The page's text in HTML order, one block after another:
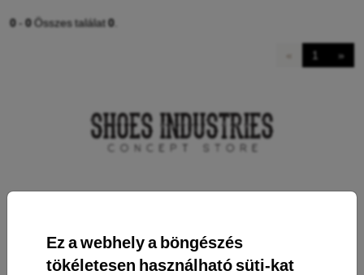
Ez a webhely a böngészés
tökéletesen használható süti-kat
0 -0Összes találat0
1 »
Bevásárlás